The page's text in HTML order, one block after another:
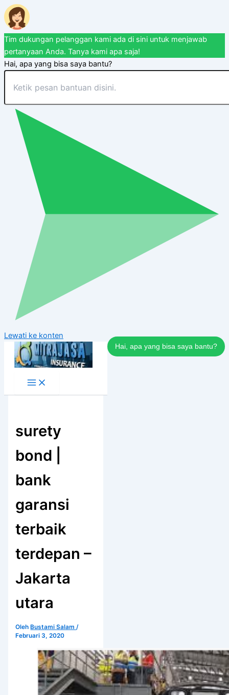
Tim dukungan pelanggan kami ada di sini untuk menjawab
pertanyaan Anda. Tanya kami apa saja!
Hai, apa yang bisa saya bantu?
Hai, apa yang bisa saya bantu?
Lewati ke konten
surety
bond |
bank
garansi
terbaik
terdepan –
Jakarta
utara
Oleh Bustami Salam/
Februari 3, 2020